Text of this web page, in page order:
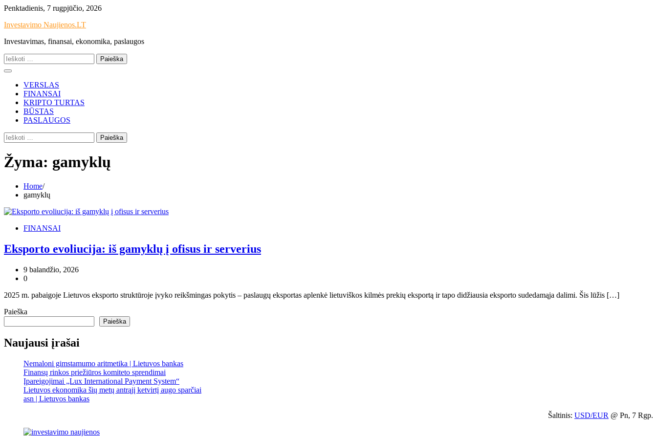
Skip
content
Penktadienis, 7 rugpjūčio, 2026
Investavimo Naujienos.LT
Investavimas, finansai, ekonomika, paslaugos
Ieškoti:
VERSLAS
FINANSAI
KRIPTO TURTAS
BŪSTAS
PASLAUGOS
Ieškoti:
Žyma: gamyklų
Home
gamyklų
FINANSAI
Eksporto evoliucija: iš gamyklų į ofisus ir serverius
9 balandžio, 2026
0
2025 m. pabaigoje Lietuvos eksporto struktūroje įvyko reikšmingas pokytis – paslaugų eksportas aplenkė lietuviškos kilmės prekių eksportą ir tapo didžiausia eksporto sudedamąja dalimi. Šis lūžis […]
Paieška
Paieška
Naujausi įrašai
Nemaloni gimstamumo aritmetika | Lietuvos bankas
Finansų rinkos priežiūros komiteto sprendimai
Įpareigojimai „Lux International Payment System“
Lietuvos ekonomika šių metų antrąjį ketvirtį augo sparčiai
asn | Lietuvos bankas
Šaltinis: USD/EUR @ Pn, 7 Rgp.